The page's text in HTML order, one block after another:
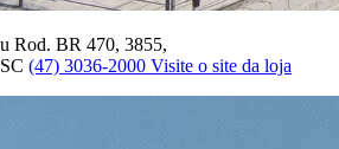
Rod. BR 470, 3855,
(47) 3036-2000 Visite o site da loja